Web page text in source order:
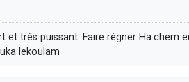
et très puissant. Faire régner Ha.chem
lekoulam